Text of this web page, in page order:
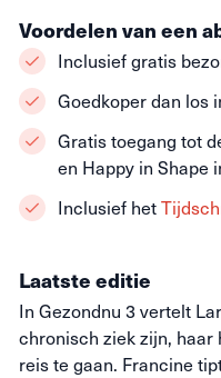
Laatste editie
In Gezondnu 3 vertelt
chronisch ziek zijn, haar
reis te gaan. Francine
Voordelen van een
Inclusief gratis
Goedkoper dan los
Gratis toegang tot
en Happy in Shape
Inclusief het